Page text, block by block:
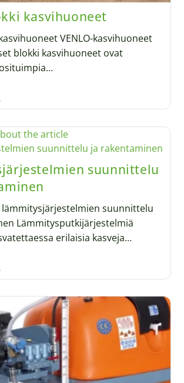
kasvihuoneet
VENLO-kasvihuoneet
blokki kasvihuoneet ovat
suunnittelu
lämmitysjärjestelmien suunnittelu
Lämmitysputkijärjestelmiä
erilaisia ​​kasveja…